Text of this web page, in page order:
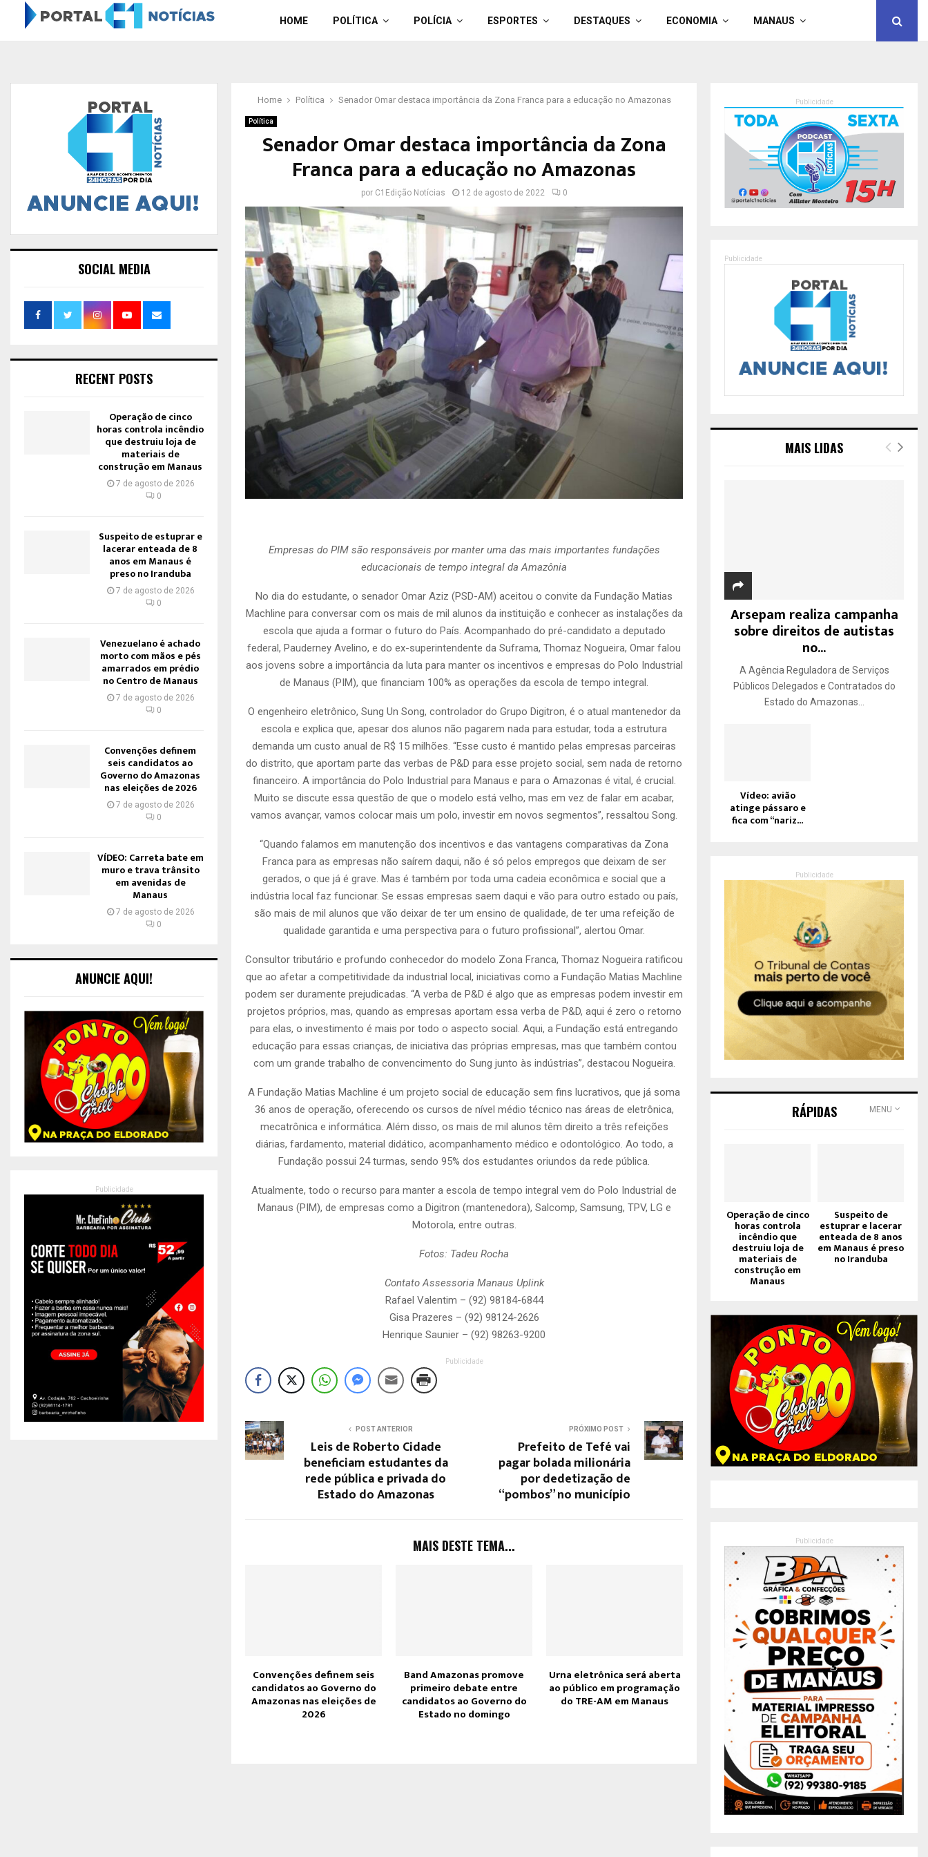
HOME POLÍTICA POLÍCIA ESPORTES DESTAQUES ECONOMIA MANAUS
Home Política Senador Omar destaca importância da Zona Franca para a educação no Amazonas
Política
Senador Omar destaca importância da Zona
Franca para a educação no Amazonas
por C1Edição Notícias 12 de agosto de 2022 0
Empresas do PIM são responsáveis por manter uma das mais importantes fundações
educacionais de tempo integral da Amazônia
No dia do estudante, o senador Omar Aziz (PSD-AM) aceitou o convite da Fundação Matias
Machline para conversar com os mais de mil alunos da instituição e conhecer as instalações da
escola que ajuda a formar o futuro do País. Acompanhado do pré-candidato a deputado
federal, Pauderney Avelino, e do ex-superintendente da Suframa, Thomaz Nogueira, Omar falou
aos jovens sobre a importância da luta para manter os incentivos e empresas do Polo Industrial
de Manaus (PIM), que financiam 100% as operações da escola de tempo integral.
O engenheiro eletrônico, Sung Un Song, controlador do Grupo Digitron, é o atual mantenedor da
escola e explica que, apesar dos alunos não pagarem nada para estudar, toda a estrutura
demanda um custo anual de R$ 15 milhões. “Esse custo é mantido pelas empresas parceiras
do distrito, que aportam parte das verbas de P&D para esse projeto social, sem nada de retorno
financeiro. A importância do Polo Industrial para Manaus e para o Amazonas é vital, é crucial.
Muito se discute essa questão de que o modelo está velho, mas em vez de falar em acabar,
vamos avançar, vamos colocar mais um polo, investir em novos segmentos”, ressaltou Song.
“Quando falamos em manutenção dos incentivos e das vantagens comparativas da Zona
Franca para as empresas não saírem daqui, não é só pelos empregos que deixam de ser
gerados, o que já é grave. Mas é também por toda uma cadeia econômica e social que a
indústria local faz funcionar. Se essas empresas saem daqui e vão para outro estado ou país,
são mais de mil alunos que vão deixar de ter um ensino de qualidade, de ter uma refeição de
qualidade garantida e uma perspectiva para o futuro profissional”, alertou Omar.
Consultor tributário e profundo conhecedor do modelo Zona Franca, Thomaz Nogueira ratificou
que ao afetar a competitividade da industrial local, iniciativas como a Fundação Matias Machline
podem ser duramente prejudicadas. “A verba de P&D é algo que as empresas podem investir em
projetos próprios, mas, quando as empresas aportam essa verba de P&D, aqui é zero o retorno
para elas, o investimento é mais por todo o aspecto social. Aqui, a Fundação está entregando
educação para essas crianças, de iniciativa das próprias empresas, mas que também contou
com um grande trabalho de convencimento do Sung junto às indústrias”, destacou Nogueira.
A Fundação Matias Machline é um projeto social de educação sem fins lucrativos, que já soma
36 anos de operação, oferecendo os cursos de nível médio técnico nas áreas de eletrônica,
mecatrônica e informática. Além disso, os mais de mil alunos têm direito a três refeições
diárias, fardamento, material didático, acompanhamento médico e odontológico. Ao todo, a
Fundação possui 24 turmas, sendo 95% dos estudantes oriundos da rede pública.
Atualmente, todo o recurso para manter a escola de tempo integral vem do Polo Industrial de
Manaus (PIM), de empresas como a Digitron (mantenedora), Salcomp, Samsung, TPV, LG e
Motorola, entre outras.
Fotos: Tadeu Rocha
Contato Assessoria Manaus Uplink
Rafael Valentim – (92) 98184-6844
Gisa Prazeres – (92) 98124-2626
Henrique Saunier – (92) 98263-9200
Publicidade
POST ANTERIOR
Leis de Roberto Cidade
beneficiam estudantes da
rede pública e privada do
Estado do Amazonas
PRÓXIMO POST
Prefeito de Tefé vai
pagar bolada milionária
por dedetização de
“pombos” no município
MAIS DESTE TEMA...
Convenções definem seis
candidatos ao Governo do
Amazonas nas eleições de
2026
Band Amazonas promove
primeiro debate entre
candidatos ao Governo do
Estado no domingo
Urna eletrônica será aberta
ao público em programação
do TRE-AM em Manaus
SOCIAL MEDIA
RECENT POSTS
Operação de cinco
horas controla incêndio
que destruiu loja de
materiais de
construção em Manaus
7 de agosto de 2026
0
Suspeito de estuprar e
lacerar enteada de 8
anos em Manaus é
preso no Iranduba
7 de agosto de 2026
0
Venezuelano é achado
morto com mãos e pés
amarrados em prédio
no Centro de Manaus
7 de agosto de 2026
0
Convenções definem
seis candidatos ao
Governo do Amazonas
nas eleições de 2026
7 de agosto de 2026
0
VÍDEO: Carreta bate em
muro e trava trânsito
em avenidas de
Manaus
7 de agosto de 2026
0
ANUNCIE AQUI!
Publicidade
Publicidade
Publicidade
MAIS LIDAS
Arsepam realiza campanha
sobre direitos de autistas
no...
A Agência Reguladora de Serviços
Públicos Delegados e Contratados do
Estado do Amazonas...
Vídeo: avião
atinge pássaro e
fica com “nariz...
Publicidade
RÁPIDAS MENU
Operação de cinco
horas controla
incêndio que
destruiu loja de
materiais de
construção em
Manaus
Suspeito de
estuprar e lacerar
enteada de 8 anos
em Manaus é preso
no Iranduba
Publicidade